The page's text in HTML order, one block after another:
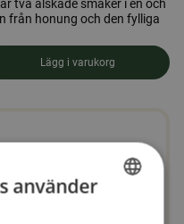
två älskade smaker i en och
från honung och den fylliga
Karameller 100gr
Lägg i varukorg
använder